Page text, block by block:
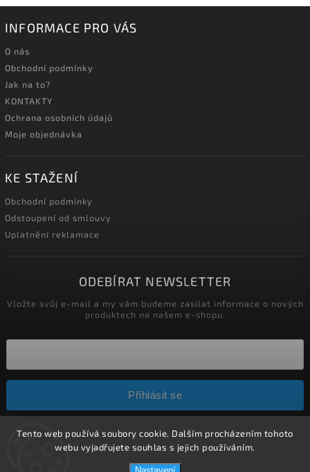
Tento web používá soubory cookie. Dalším procházením tohoto
webu vyjadřujete souhlas s jejich používáním.
INFORMACE PRO VÁS
O nás
Obchodní podmínky
Jak na to?
KONTAKTY
Ochrana osobních údajů
Moje objednávka
KE STAŽENÍ
Obchodní podmínky
Odstoupení od smlouvy
Uplatnění reklamace
ODEBÍRAT NEWSLETTER
Vložte svůj e-mail a my vám budeme zasílat informace o nových
produktech na našem e-shopu.
Přihlásit se
Copyright 2026HELÍSEK stavební s.r.o.. Všechna práva
vyhrazena.